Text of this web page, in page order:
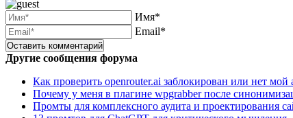
Имя*
Email*
Другие сообщения форума
Как проверить openrouter.ai заблокирован или нет мой
Почему у меня в плагине wpgrabber после
Промты для комплексного аудита и проектирования